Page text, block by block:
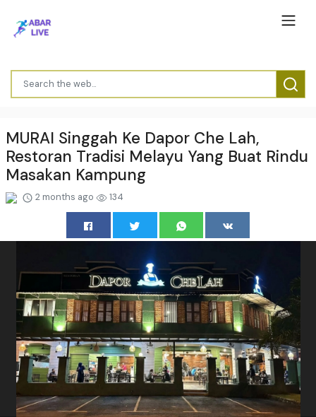
MURAI Singgah Ke Dapor Che Lah,
Restoran Tradisi Melayu Yang Buat Rindu
Masakan Kampung
2 months ago 134